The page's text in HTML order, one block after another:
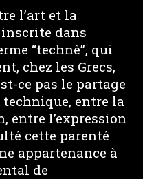
l’art et la
inscrite dans
“technè”, qui
chez les Grecs,
ce pas le partage
technique, entre la
entre l’expression
cette parenté
appartenance à
de